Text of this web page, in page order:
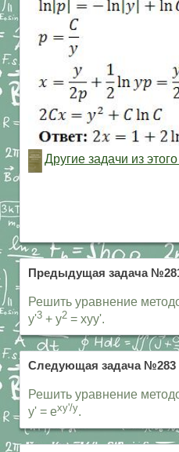
Другие задачи из
Предыдущая задача
Решить уравнение
y'3 + y2 = xyy'.
Следующая задача №283
Решить уравнение
y' = exy'/y.